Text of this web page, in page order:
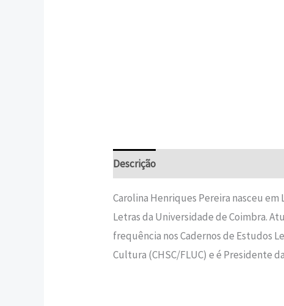
Descrição
Carolina Henriques Pereira nasceu
Letras da Universidade de Coimbra.
frequência nos Cadernos de Estudos
Cultura (CHSC/FLUC) e é Presidente